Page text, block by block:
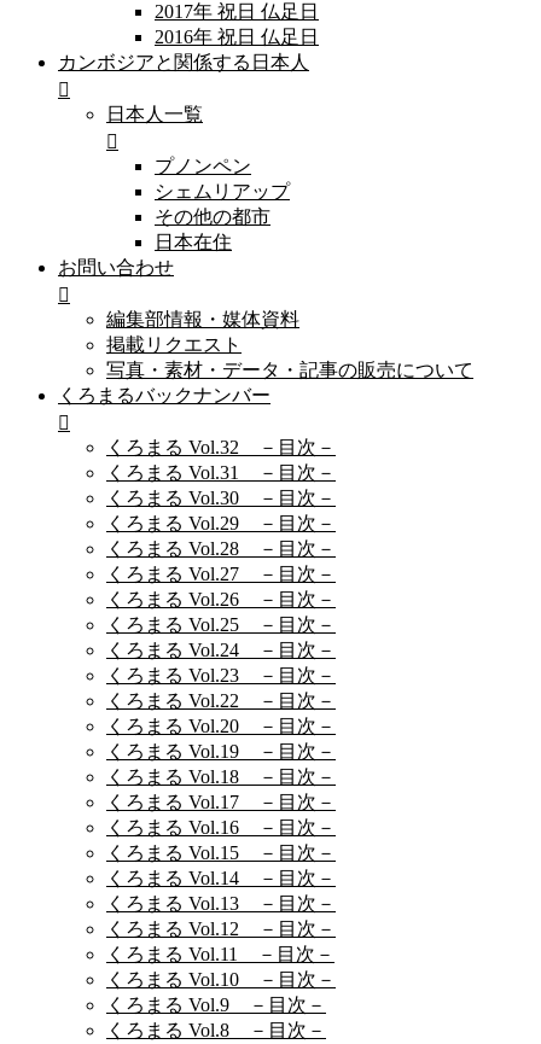
2017年 祝日 仏足日
2016年 祝日 仏足日
カンボジアと関係する日本人
日本人一覧
プノンペン
シェムリアップ
その他の都市
日本在住
お問い合わせ
編集部情報・媒体資料
掲載リクエスト
写真・素材・データ・記事の販売について
くろまるバックナンバー
くろまる Vol.32 －目次－
くろまる Vol.31 －目次－
くろまる Vol.30 －目次－
くろまる Vol.29 －目次－
くろまる Vol.28 －目次－
くろまる Vol.27 －目次－
くろまる Vol.26 －目次－
くろまる Vol.25 －目次－
くろまる Vol.24 －目次－
くろまる Vol.23 －目次－
くろまる Vol.22 －目次－
くろまる Vol.20 －目次－
くろまる Vol.19 －目次－
くろまる Vol.18 －目次－
くろまる Vol.17 －目次－
くろまる Vol.16 －目次－
くろまる Vol.15 －目次－
くろまる Vol.14 －目次－
くろまる Vol.13 －目次－
くろまる Vol.12 －目次－
くろまる Vol.11 －目次－
くろまる Vol.10 －目次－
くろまる Vol.9 －目次－
くろまる Vol.8 －目次－